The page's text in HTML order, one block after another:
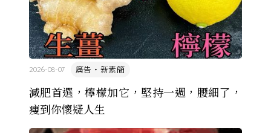
減肥首選，檸檬加它，堅持一週，腰細了，
瘦到你懷疑人生
廣告・新素簡
2026-08-07